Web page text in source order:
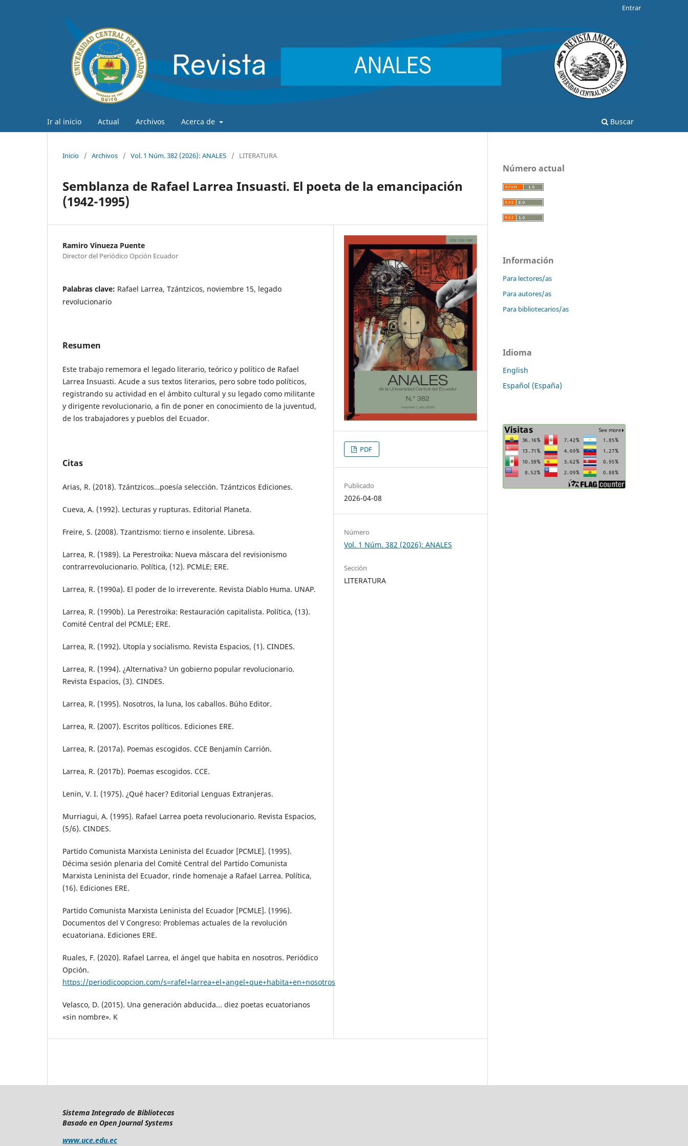
Ir al inicio Actual Archivos Acerca de Buscar
Entrar
Inicio / Archivos / Vol. 1 Núm. 382 (2026): ANALES / LITERATURA
Semblanza de Rafael Larrea Insuasti. El poeta de la emancipación
(1942-1995)
Ramiro Vinueza Puente
Director del Periódico Opción Ecuador
Palabras clave: Rafael Larrea, Tzántzicos, noviembre 15, legado
revolucionario
Resumen
Este trabajo rememora el legado literario, teórico y político de Rafael
Larrea Insuasti. Acude a sus textos literarios, pero sobre todo políticos,
registrando su actividad en el ámbito cultural y su legado como militante
y dirigente revolucionario, a fin de poner en conocimiento de la juventud,
de los trabajadores y pueblos del Ecuador.
Citas
Arias, R. (2018). Tzántzicos…poesía selección. Tzántzicos Ediciones.
Cueva, A. (1992). Lecturas y rupturas. Editorial Planeta.
Freire, S. (2008). Tzantzismo: tierno e insolente. Libresa.
Larrea, R. (1989). La Perestroika: Nueva máscara del revisionismo
contrarrevolucionario. Política, (12). PCMLE; ERE.
Larrea, R. (1990a). El poder de lo irreverente. Revista Diablo Huma. UNAP.
Larrea, R. (1990b). La Perestroika: Restauración capitalista. Política, (13).
Comité Central del PCMLE; ERE.
Larrea, R. (1992). Utopía y socialismo. Revista Espacios, (1). CINDES.
Larrea, R. (1994). ¿Alternativa? Un gobierno popular revolucionario.
Revista Espacios, (3). CINDES.
Larrea, R. (1995). Nosotros, la luna, los caballos. Búho Editor.
Larrea, R. (2007). Escritos políticos. Ediciones ERE.
Larrea, R. (2017a). Poemas escogidos. CCE Benjamín Carrión.
Larrea, R. (2017b). Poemas escogidos. CCE.
Lenin, V. I. (1975). ¿Qué hacer? Editorial Lenguas Extranjeras.
Murriagui, A. (1995). Rafael Larrea poeta revolucionario. Revista Espacios,
(5/6). CINDES.
Partido Comunista Marxista Leninista del Ecuador [PCMLE]. (1995).
Décima sesión plenaria del Comité Central del Partido Comunista
Marxista Leninista del Ecuador, rinde homenaje a Rafael Larrea. Política,
(16). Ediciones ERE.
Partido Comunista Marxista Leninista del Ecuador [PCMLE]. (1996).
Documentos del V Congreso: Problemas actuales de la revolución
ecuatoriana. Ediciones ERE.
Ruales, F. (2020). Rafael Larrea, el ángel que habita en nosotros. Periódico
Opción.
https://periodicoopcion.com/s=rafel+larrea+el+angel+que+habita+en+nosotros
Velasco, D. (2015). Una generación abducida... diez poetas ecuatorianos
«sin nombre». K
PDF
Publicado
2026-04-08
Número
Vol. 1 Núm. 382 (2026): ANALES
Sección
LITERATURA
Número actual
Información
Para lectores/as
Para autores/as
Para bibliotecarios/as
Idioma
English
Español (España)
Sistema Integrado de Bibliotecas
Basado en Open Journal Systems
www.uce.edu.ec